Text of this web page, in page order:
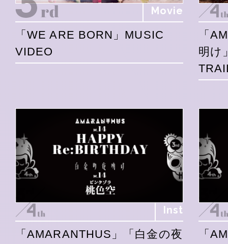
Movie
「WE ARE BORN」MUSIC
VIDEO
「
明け
Inst
「AMARANTHUS」「白金の夜
「